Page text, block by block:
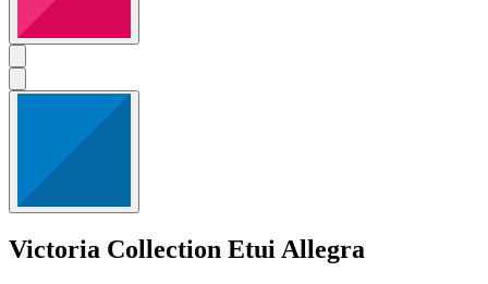
Victoria Collection Etui Allegra